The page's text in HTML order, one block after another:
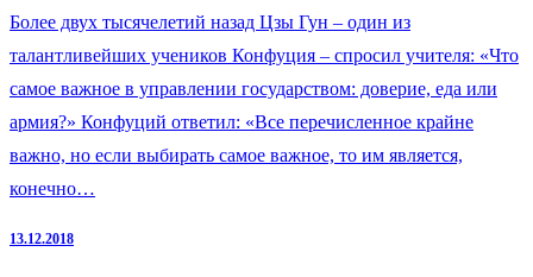
Более двух тысячелетий назад Цзы Гун – один из
талантливейших учеников Конфуция – спросил учителя: «Что
самое важное в управлении государством: доверие, еда или
армия?» Конфуций ответил: «Все перечисленное крайне
важно, но если выбирать самое важное, то им является,
конечно…
13.12.2018